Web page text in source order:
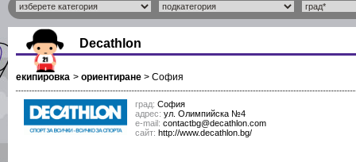
Decathlon
екипировка > ориентиране > София
град: София
адрес: ул. Олимпийска №4
е-mail: contactbg@decathlon.com
сайт: http://www.decathlon.bg/